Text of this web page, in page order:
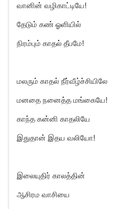
வானின் வழிகாட்டியே!
தேடும் கண் ஓளியில்
நிரம்பும் காதல் தீபமே!
மலரும் காதல் நீர்வீழ்ச்சியிலே
மனதை நனைத்த மங்கையே!
காந்த கன்னி காதலியே
இதுதான் இதய வலியோ!
இலையுதிர் காலத்தின்
ஆசிரம வாசியை